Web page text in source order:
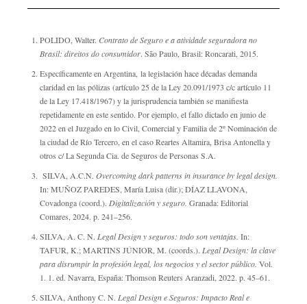
POLIDO, Walter. Contrato de Seguro e a atividade seguradora no
Brasil: direitos do consumidor. São Paulo, Brasil: Roncarati, 2015.
Específicamente en Argentina, la legislación hace décadas demanda
claridad en las pólizas (artículo 25 de la Ley 20.091/1973 c/c artículo 11
de la Ley 17.418/1967) y la jurisprudencia también se manifiesta
repetidamente en este sentido. Por ejemplo, el fallo dictado en junio de
2022 en el Juzgado en lo Civil, Comercial y Familia de 2º Nominación de
la ciudad de Río Tercero, en el caso Reartes Altamira, Brisa Antonella y
otros c/ La Segunda Cia. de Seguros de Personas S.A.
SILVA, A.C.N. Overcoming dark patterns in insurance by legal design.
In: MUÑOZ PAREDES, María Luisa (dir.); DÍAZ LLAVONA,
Covadonga (coord.). Digitalización y seguro. Granada: Editorial
Comares, 2024. p. 241–256.
SILVA, A. C. N. Legal Design y seguros: todo son ventajas. In:
TAFUR, K.; MARTINS JÚNIOR, M. (coords.). Legal Design: la clave
para disrumpir la profesión legal, los negocios y el sector público. Vol.
1. 1. ed. Navarra,España: Thomson Reuters Aranzadi, 2022. p. 45–61.
SILVA, Anthony C. N. Legal Design e Seguros: Impacto Real e